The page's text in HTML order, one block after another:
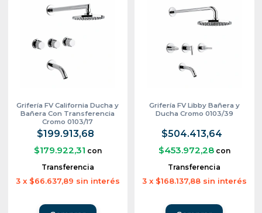
Grifería FV California Ducha y
Bañera Con Transferencia
Cromo 0103/17
$199.913,68
$179.922,31 con
Transferencia
3 x $66.637,89 sin interés
Grifería FV Libby Bañera y
Ducha Cromo 0103/39
$504.413,64
$453.972,28 con
Transferencia
3 x $168.137,88 sin interés